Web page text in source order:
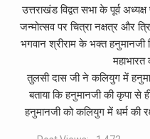
उत्तराखंड विद्वत सभा के पूर्व
जन्मोत्सव पर चित्रा नक्षत्र और
भगवान श्रीराम के भक्त
तुलसी दास जी ने कलियुग में
बताया कि हनुमानजी की कृपा से
हनुमानजी को कलियुग में धर्म की